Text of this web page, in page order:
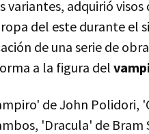
variantes, adquirió
del este durante el
de una serie de
a la figura del
de John Polidori,
'Dracula' de